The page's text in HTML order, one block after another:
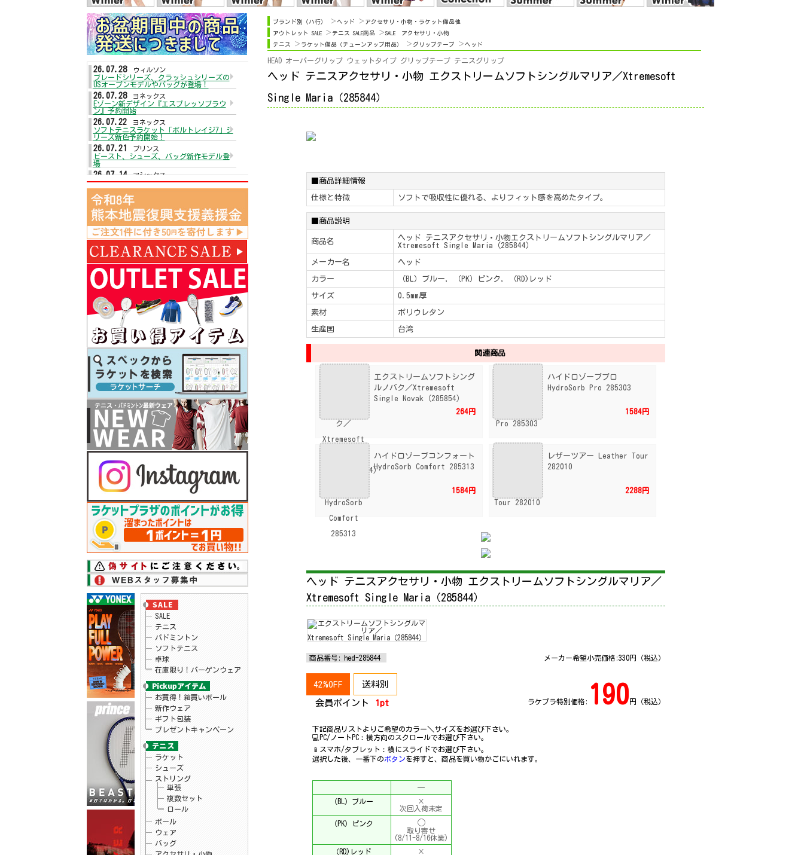
26.07.28 ウィルソン
ブレードシリーズ、クラッシュシリーズの
USオープンモデルやバッグが登場！
26.07.28 ヨネックス
Eゾーン新デザイン『エスプレッソブラウ
ン』予約開始
26.07.22 ヨネックス
ソフトテニスラケット「ボルトレイジ7」シ
リーズ新色予約開始！
26.07.21 プリンス
ビースト、シューズ、バッグ新作モデル登
場
26.07.14 アシックス
テニスシューズがプライスダウン☆
26.07.13
テニスシューズ「パワークッションエアラ
スダッシュ5」が入荷！
26.07.13 ダンロップ
2026年秋冬モデルウェアが入荷！
26.07.09 ウィルソン
テニスラケットディファイアシリーズ予約
開始
26.07.09 アシックス
テニス シューズ シリーズ 予約開始！
26.07.08 プリンス
テニスラケット「ツアー（TOUR）」」シリ
ーズ予約開始！
26.07.07 フィラ
2026年秋冬モデルウェアが予約開始！
26.07.07 ダンロップ
セントジェームスお買い上げでボールバッ
グプレゼント
26.07.07 テクニファイバー
COURTまたはNFXお買い上げでレーザースピ
ン2張プレゼント
26.07.06 ゴーセン
夏企画Tシャツが入荷しました♪
26.06.26 ダンロップ
2026年秋冬モデルウェアが予約開始！
26.06.25 ゴーセン
2025年秋冬モデルテニスウェアがプライス
ダウン！
26.06.25 ヨネックス
バドシューズ 「パワークッション65Z」シ
リーズ再入荷
26.06.22 ゴーセン
セサミストリートコラボTシャツ 予約開始
26.06.22
2026年秋冬モデルのテニスウェア 予約開始
26.06.19 ゴーセン
2026年「秋企画Tシャツ＆キャップ」予約開
始！
26.06.17 ダンロップ
テニスラケット「LX 800、LX 800 TOUR」シ
リーズ予約開始
26.06.17 ダンロップ
テニスラケット「LX 1000」シリーズ予約開
始
2026年秋冬モデルウェアが予約開始！
26.06.15 ニューバランス
2026年モデルのテニスシューズがプライス
ダウン！
26.06.11 スノワート
テニスラケット「ビタス100LS」予約受付
中！
26.06.09 ヨネックス
ヨネックス テニス シューズ「POWER
CUSHION AERUS DASH」予約開始
26.06.09 ヘッド
テニス バッグ ツアー バックパック 予
約開始！
26.06.09 ヘッド
テニスラケット「エクストリーム」シリー
ズ予約開始！
26.06.05 ヘッド
テニスラケット「パワー100」予約開始！
26.06.05 ヨネックス
テニスシューズ「パワークッションエアラ
スダッシュ」シリーズ新色 予約開始！
26.06.02 リーニン
バドミントンラケット「BLADEX 880 志田千
陽選手モデル」入荷！
FILA×mofusand コラボTシャツ入荷しまし
26.05.22 Christy
ウインブルドンチャンピオンシップ2025タ
SALE
テニス
バドミントン
ソフトテニス
卓球
在庫限り！バーゲンウェア
お買得！箱買いボール
新作ウェア
ギフト包装
プレゼントキャンペーン
ラケット
シューズ
ストリング
単張
複数セット
ロール
ボール
ウェア
バッグ
ブランド別（ハ行） ヘッド アクセサリ・小物・ラケット備品他
アウトレット SALE テニス SALE商品 SALE アクセサリ・小物
テニス ラケット備品（チューンアップ用品） グリップテープ ヘッド
HEAD オーバーグリップ ウェットタイプ グリップテープ テニスグリップ
ヘッド テニスアクセサリ・小物 エクストリームソフトシングルマリア／Xtremesoft
Single Maria（285844）
■商品詳細情報
仕様と特徴 ソフトで吸収性に優れる、よりフィット感を高めたタイプ。
■商品説明
商品名
ヘッド テニスアクセサリ・小物エクストリームソフトシングルマリア／
Xtremesoft Single Maria（285844）
メーカー名 ヘッド
カラー （BL）ブルー, （PK）ピンク, （RD)レッド
サイズ 0.5mm厚
素材 ポリウレタン
生産国 台湾
関連商品
エクストリームソフトシング
ルノバク／Xtremesoft
Single Novak（285854）
264円
ハイドロゾーブプロ
HydroSorb Pro 285303
1584円
ハイドロゾーブコンフォート
HydroSorb Comfort 285313
1584円
レザーツアー Leather Tour
282010
2288円
ヘッド テニスアクセサリ・小物 エクストリームソフトシングルマリア／
Xtremesoft Single Maria（285844）
商品番号: hed-285844 メーカー希望小売価格:330円（税込）
42%OFF 送料別
会員ポイント 1pt ラケプラ特別価格: 190円（税込）
下記商品リストよりご希望のカラー＼サイズをお選び下さい。
💻PC/ノートPC︰横方向のスクロールでお選び下さい。
📱スマホ/タブレット︰横にスライドでお選び下さい。
選択した後、一番下のボタンを押すと、商品を買い物かごにいれます。
─
（BL）ブルー
×
次回入荷未定
（PK）ピンク
取り寄せ
(8/11-8/16休業)
（RD)レッド
×